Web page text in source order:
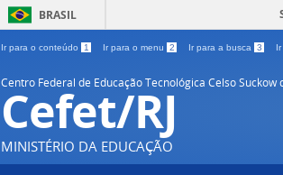
BRASIL
Ir para o conteúdo 1 Ir para o menu 2 Ir para a busca 3
Centro Federal de Educação Tecnológica Celso Suckow
Cefet/RJ
MINISTÉRIO DA EDUCAÇÃO